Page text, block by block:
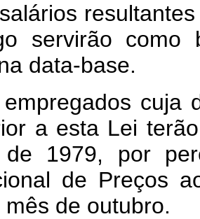
servirão
data-base.
cuja
a esta Lei
de 1979, por
de Preços
de outubro.